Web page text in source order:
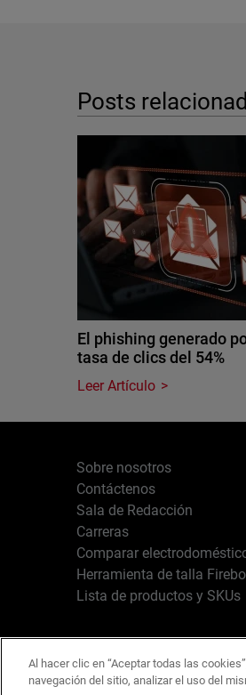
Posts
El phishing generado
tasa de clics del 54%
Leer Artículo
Sobre nosotros
Contáctenos
Sala de Redacción
Carreras
Comparar
Herramienta de talla
Lista de productos y SKUs
Español
Al hacer clic en “Aceptar todas las
navegación del sitio, analizar el uso del